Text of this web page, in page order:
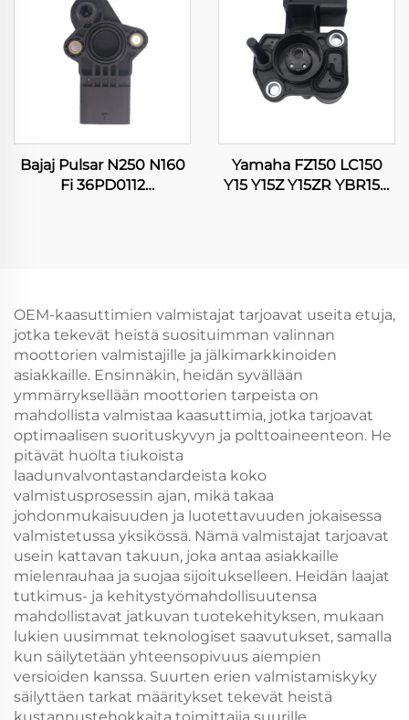
karburointi
Bajaj Pulsar N250 N160
Fi 36PD0112
Yamaha FZ150 LC150
Y15 Y15Z Y15ZR YBR150
OEM-kaasuttimien valmistajat tarjoavat useita etuja,
jotka tekevät heistä suosituimman valinnan
moottorien valmistajille ja jälkimarkkinoiden
asiakkaille. Ensinnäkin, heidän syvällään
ymmärryksellään moottorien tarpeista on
mahdollista valmistaa kaasuttimia, jotka tarjoavat
optimaalisen suorituskyvyn ja polttoaineenteon. He
pitävät huolta tiukoista
laadunvalvontastandardeista koko
valmistusprosessin ajan, mikä takaa
johdonmukaisuuden ja luotettavuuden jokaisessa
valmistetussa yksikössä. Nämä valmistajat tarjoavat
usein kattavan takuun, joka antaa asiakkaille
mielenrauhaa ja suojaa sijoitukselleen. Heidän laajat
tutkimus- ja kehitystyömahdollisuutensa
mahdollistavat jatkuvan tuotekehityksen, mukaan
lukien uusimmat teknologiset saavutukset, samalla
kun säilytetään yhteensopivuus aiempien
versioiden kanssa. Suurten erien valmistamiskyky
säilyttäen tarkat määritykset tekevät heistä